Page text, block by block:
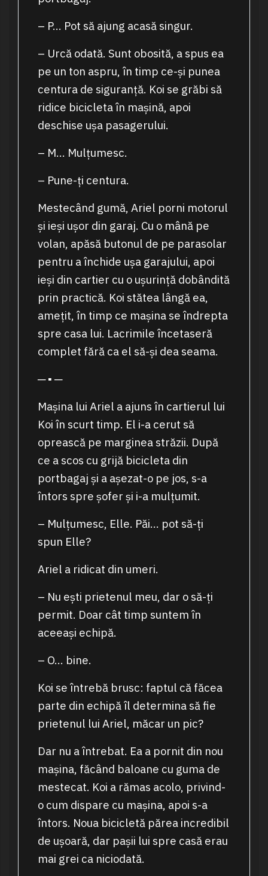
– P… Pot să ajung acasă singur.
– Urcă odată. Sunt obosită, a spus ea
pe un ton aspru, în timp ce-și punea
centura de siguranță. Koi se grăbi să
ridice bicicleta în mașină, apoi
deschise ușa pasagerului.
– M… Mulțumesc.
– Pune-ți centura.
Mestecând gumă, Ariel porni motorul
și ieși ușor din garaj. Cu o mână pe
volan, apăsă butonul de pe parasolar
pentru a închide ușa garajului, apoi
ieși din cartier cu o ușurință dobândită
prin practică. Koi stătea lângă ea,
amețit, în timp ce mașina se îndrepta
spre casa lui. Lacrimile încetaseră
complet fără ca el să-și dea seama.
─ ▪ ─
Mașina lui Ariel a ajuns în cartierul lui
Koi în scurt timp. El i-a cerut să
oprească pe marginea străzii. După
ce a scos cu grijă bicicleta din
portbagaj și a așezat-o pe jos, s-a
întors spre șofer și i-a mulțumit.
– Mulțumesc, Elle. Păi… pot să-ți
spun Elle?
Ariel a ridicat din umeri.
– Nu ești prietenul meu, dar o să-ți
permit. Doar cât timp suntem în
aceeași echipă.
– O… bine.
Koi se întrebă brusc: faptul că făcea
parte din echipă îl determina să fie
prietenul lui Ariel, măcar un pic?
Dar nu a întrebat. Ea a pornit din nou
mașina, făcând baloane cu guma de
mestecat. Koi a rămas acolo, privind-
o cum dispare cu mașina, apoi s-a
întors. Noua bicicletă părea incredibil
de ușoară, dar pașii lui spre casă erau
mai grei ca niciodată.